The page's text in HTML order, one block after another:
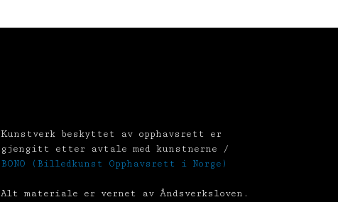
Kunstverk beskyttet av opphavsrett er
gjengitt etter avtale med kunstnerne /
BONO (Billedkunst Opphavsrett i Norge)
Alt materiale er vernet av Åndsverksloven.